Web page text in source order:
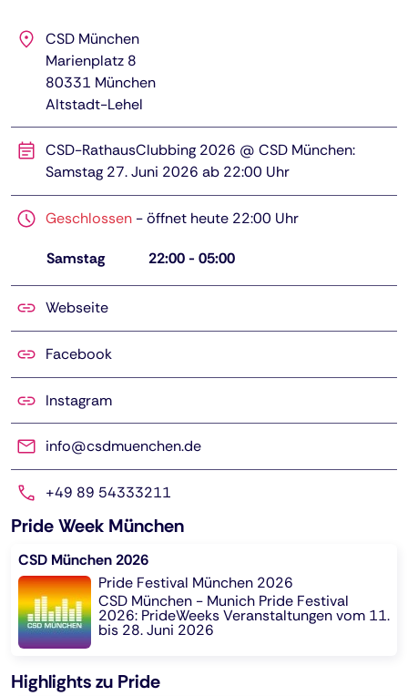
CSD München
Marienplatz 8
80331 München
Altstadt-Lehel
CSD-RathausClubbing 2026 @ CSD München:
Samstag 27. Juni 2026 ab 22:00 Uhr
Geschlossen -öffnet heute 22:00 Uhr
Samstag 22:00- 05:00
Webseite
Facebook
Instagram
info@csdmuenchen.de
+49 89 54333211
Pride Week München
CSD München 2026
Pride Festival München 2026
CSD München - Munich Pride Festival
2026: PrideWeeks Veranstaltungen vom 11.
bis 28. Juni 2026
Highlights zu Pride